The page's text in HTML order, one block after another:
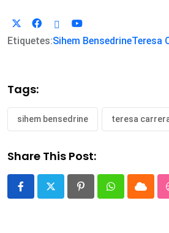
Etiquetes:Sihem BensedrineTeresa
Tags:
sihem bensedrine teresa
Share This Post:
PinterestWhatsappCloud